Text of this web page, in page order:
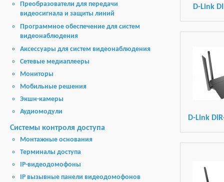
Преобразователи для передачи
видеосигнала и защиты линий
Программное обеспечение для систем
видеонаблюдения
Аксессуары для систем видеонаблюдения
Сетевые медиаплееры
Мониторы
Мобильные решения
Экшн-камеры
Аудиомодули
Системы контроля доступа
Монтажные основания
Терминалы доступа
IP-видеодомофоны
IP вызывные панели видеодомофонов
D-Link
D-Link